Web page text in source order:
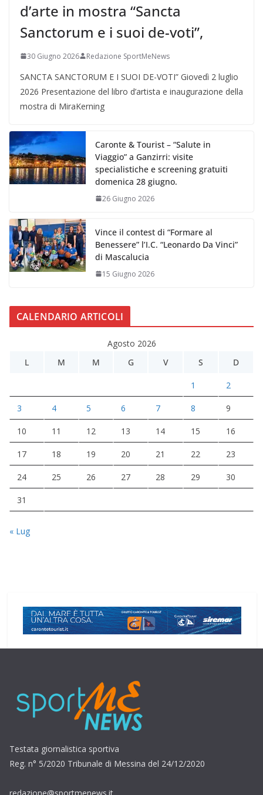
d’arte in mostra “Sancta
Sanctorum e i suoi de-voti”,
30 Giugno 2026 Redazione SportMeNews
SANCTA SANCTORUM E I SUOI DE-VOTI” Giovedì 2 luglio
2026 Presentazione del libro d’artista e inaugurazione della
mostra di MiraKerning
Caronte & Tourist – “Salute in
Viaggio” a Ganzirri: visite
specialistiche e screening gratuiti
domenica 28 giugno.
26 Giugno 2026
Vince il contest di “Formare al
Benessere” l’I.C. “Leonardo Da Vinci”
di Mascalucia
15 Giugno 2026
CALENDARIO ARTICOLI
Agosto 2026
L
M M G V S D
1 2
3 4 5 6 7 8 9
10 11 12 13 14 15 16
17 18 19 20 21 22 23
24 25 26 27 28 29 30
31
« Lug
Testata giornalistica sportiva
Reg. n° 5/2020 Tribunale di Messina del 24/12/2020